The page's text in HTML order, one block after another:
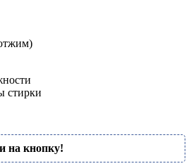
стирки
на кнопку!